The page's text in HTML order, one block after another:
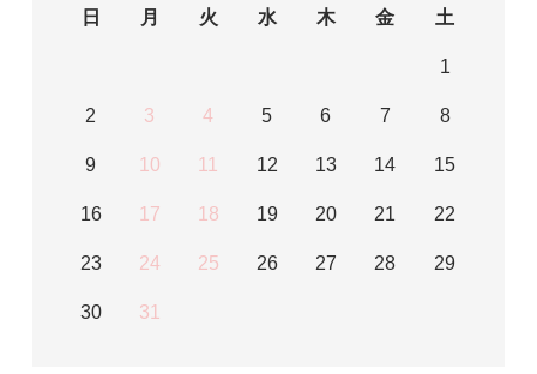
日
月 火 水 木 金 土
1
2 3 4 5 6 7 8
9 10 11 12 13 14 15
16 17 18 19 20 21 22
23 24 25 26 27 28 29
30 31